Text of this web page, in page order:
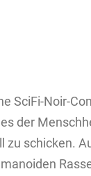
SciFi-Noir-
der
schicken.